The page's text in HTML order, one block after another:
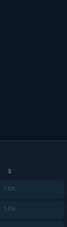
3
1.0%
1.0%